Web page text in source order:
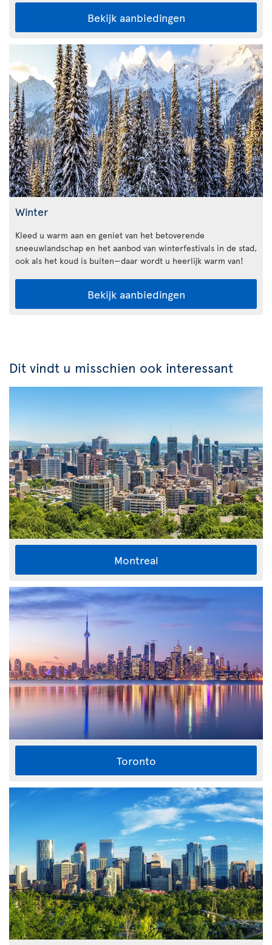
Bekijk aanbiedingen
Winter
Kleed u warm aan en geniet van het betoverende
sneeuwlandschap en het aanbod van winterfestivals in de stad,
ook als het koud is buiten—daar wordt u heerlijk warm van!
Bekijk aanbiedingen
Dit vindt u misschien ook interessant
Montreal
Toronto